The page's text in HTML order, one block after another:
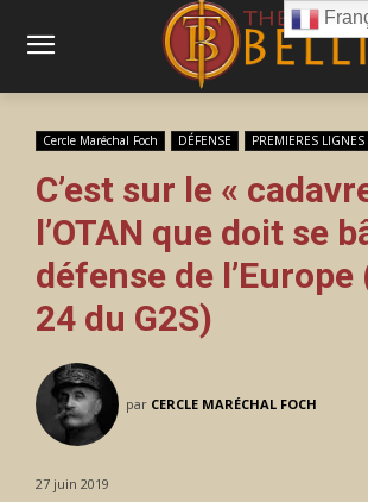
Cercle Maréchal Foch DÉFENSE PREMIERES LIGNES
C’est sur le «
l’OTAN que doit se
défense de l’Europe
24 du G2S)
par CERCLE MARÉCHAL FOCH
27 juin 2019